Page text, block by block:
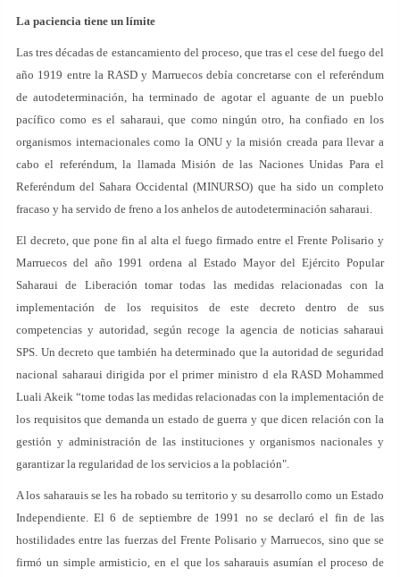
La paciencia tiene un límite
Las tres décadas de estancamiento del proceso, que tras el cese del fuego del
año 1919 entre la RASD y Marruecos debía concretarse con el referéndum
de autodeterminación, ha terminado de agotar el aguante de un pueblo
pacífico como es el saharaui, que como ningún otro, ha confiado en los
organismos internacionales como la ONU y la misión creada para llevar a
cabo el referéndum, la llamada Misión de las Naciones Unidas Para el
Referéndum del Sahara Occidental (MINURSO) que ha sido un completo
fracaso y ha servido de freno a los anhelos de autodeterminación saharaui.
El decreto, que pone fin al alta el fuego firmado entre el Frente Polisario y
Marruecos del año 1991 ordena al Estado Mayor del Ejército Popular
Saharaui de Liberación tomar todas las medidas relacionadas con la
implementación de los requisitos de este decreto dentro de sus
competencias y autoridad, según recoge la agencia de noticias saharaui
SPS. Un decreto que también ha determinado que la autoridad de seguridad
nacional saharaui dirigida por el primer ministro d ela RASD Mohammed
Luali Akeik “tome todas las medidas relacionadas con la implementación de
los requisitos que demanda un estado de guerra y que dicen relación con la
gestión y administración de las instituciones y organismos nacionales y
garantizar la regularidad de los servicios a la población".
A los saharauis se les ha robado su territorio y su desarrollo como un Estado
Independiente. El 6 de septiembre de 1991 no se declaró el fin de las
hostilidades entre las fuerzas del Frente Polisario y Marruecos, sino que se
firmó un simple armisticio, en el que los saharauis asumían el proceso de